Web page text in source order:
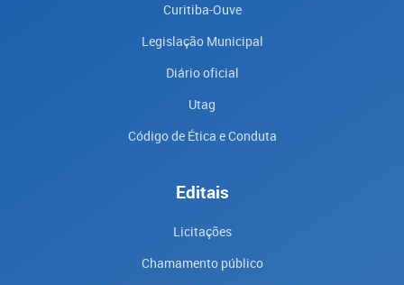
Curitiba-Ouve
Legislação Municipal
Diário oficial
Utag
Código de Ética e Conduta
Editais
Licitações
Chamamento público